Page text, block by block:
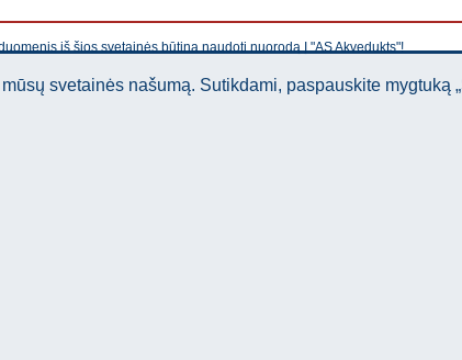
iš šios svetainės būtina naudoti nuorodą Į "AS Akvedukts"!
svetainės našumą. Sutikdami, paspauskite mygtuką